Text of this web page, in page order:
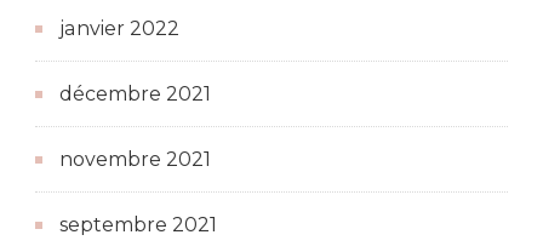
janvier 2022
décembre 2021
novembre 2021
septembre 2021